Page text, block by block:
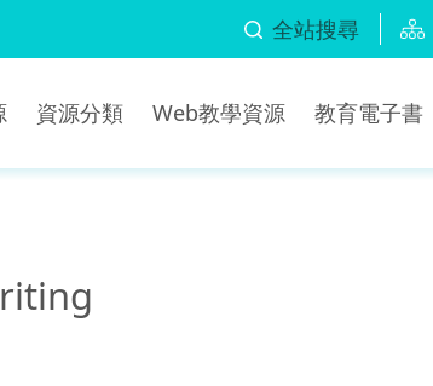
全站搜尋
資源分類 Web教學資源 教育電子書